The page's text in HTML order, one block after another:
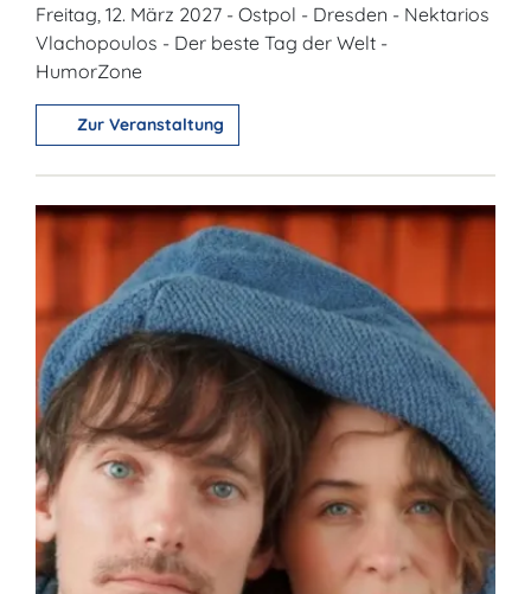
Freitag, 12. März 2027 - Ostpol - Dresden - Nektarios
Vlachopoulos - Der beste Tag der Welt -
HumorZone
Zur Veranstaltung